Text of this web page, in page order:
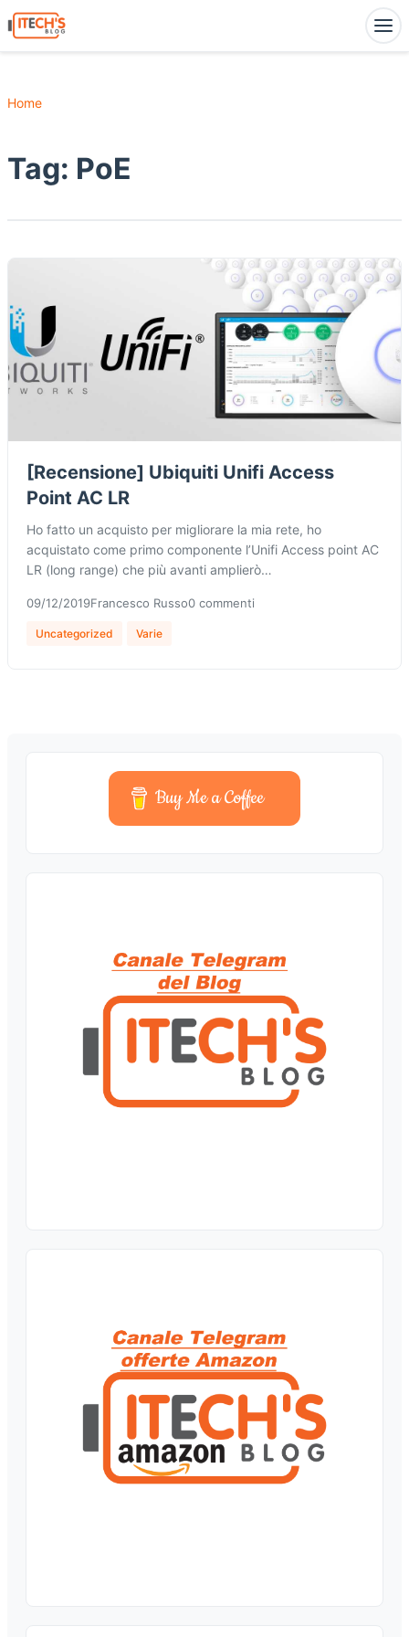
Home
Tag: PoE
[Recensione] Ubiquiti Unifi Access
Point AC LR
Ho fatto un acquisto per migliorare la mia rete, ho
acquistato come primo componente l’Unifi Access point AC
LR (long range) che più avanti amplierò…
09/12/2019Francesco Russo0 commenti
Uncategorized Varie
Buy Me a Coffee